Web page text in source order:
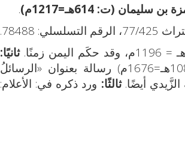
(ت: 614هـ=1217م)
.
ثانيًا:
للإمام المتوكِّل علىٰ الله = إسماعيل بن القاسم بن محمد (ت: 1087هـ=1676م) رسالة بعنوان «الرسائلُ
أيضًا.ثالثًا: ورد ذكره في: الأعلام: